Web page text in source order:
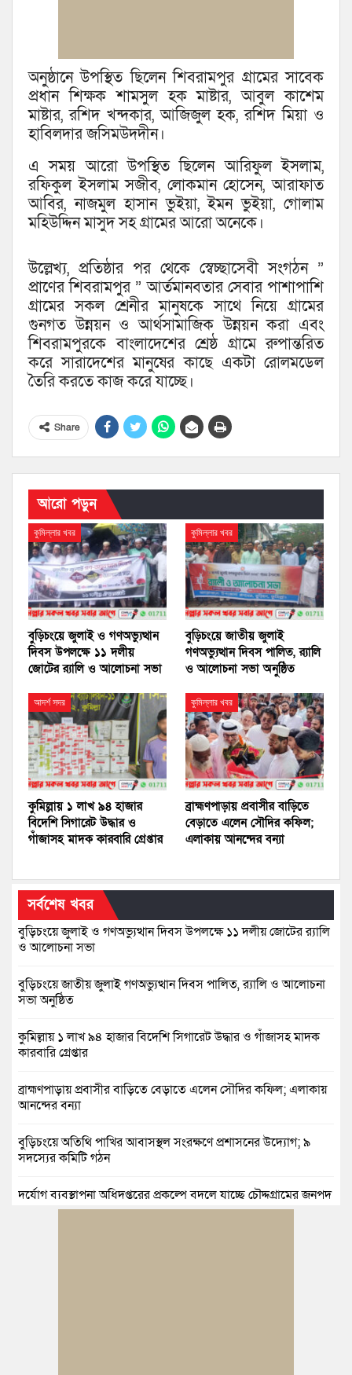
অনুষ্ঠানে উপস্থিত ছিলেন শিবরামপুর গ্রামের সাবেক
প্রধান শিক্ষক শামসুল হক মাষ্টার, আবুল কাশেম
মাষ্টার, রশিদ খন্দকার, আজিজুল হক, রশিদ মিয়া ও
হাবিলদার জসিমউদদীন।
এ সময় আরো উপস্থিত ছিলেন আরিফুল ইসলাম,
রফিকুল ইসলাম সজীব, লোকমান হোসেন, আরাফাত
আবির, নাজমুল হাসান ভুইয়া, ইমন ভুইয়া, গোলাম
মহিউদ্দিন মাসুদ সহ গ্রামের আরো অনেকে।
উল্লেখ্য, প্রতিষ্ঠার পর থেকে স্বেচ্ছাসেবী সংগঠন ”
প্রাণের শিবরামপুর ” আর্তমানবতার সেবার পাশাপাশি
গ্রামের সকল শ্রেনীর মানুষকে সাথে নিয়ে গ্রামের
গুনগত উন্নয়ন ও আর্থসামাজিক উন্নয়ন করা এবং
শিবরামপুরকে বাংলাদেশের শ্রেষ্ঠ গ্রামে রুপান্তরিত
করে সারাদেশের মানুষের কাছে একটা রোলমডেল
তৈরি করতে কাজ করে যাচ্ছে।
Share
আরো পড়ুন
কুমিল্লার খবর
বুড়িচংয়ে জুলাই ও গণঅভ্যুত্থান
দিবস উপলক্ষে ১১ দলীয়
জোটের র‍্যালি ও আলোচনা সভা
কুমিল্লার খবর
বুড়িচংয়ে জাতীয় জুলাই
গণঅভ্যুত্থান দিবস পালিত, র‍্যালি
ও আলোচনা সভা অনুষ্ঠিত
আদর্শ সদর
কুমিল্লায় ১ লাখ ৯৪ হাজার
বিদেশি সিগারেট উদ্ধার ও
গাঁজাসহ মাদক কারবারি গ্রেপ্তার
কুমিল্লার খবর
ব্রাহ্মণপাড়ায় প্রবাসীর বাড়িতে
বেড়াতে এলেন সৌদির কফিল;
এলাকায় আনন্দের বন্যা
সর্বশেষ খবর
বুড়িচংয়ে জুলাই ও গণঅভ্যুত্থান দিবস উপলক্ষে ১১ দলীয় জোটের র‍্যালি
ও আলোচনা সভা
বুড়িচংয়ে জাতীয় জুলাই গণঅভ্যুত্থান দিবস পালিত, র‍্যালি ও আলোচনা
সভা অনুষ্ঠিত
কুমিল্লায় ১ লাখ ৯৪ হাজার বিদেশি সিগারেট উদ্ধার ও গাঁজাসহ মাদক
কারবারি গ্রেপ্তার
ব্রাহ্মণপাড়ায় প্রবাসীর বাড়িতে বেড়াতে এলেন সৌদির কফিল; এলাকায়
আনন্দের বন্যা
বুড়িচংয়ে অতিথি পাখির আবাসস্থল সংরক্ষণে প্রশাসনের উদ্যোগ; ৯
সদস্যের কমিটি গঠন
দুর্যোগ ব্যবস্থাপনা অধিদপ্তরের প্রকল্পে বদলে যাচ্ছে চৌদ্দগ্রামের জনপদ